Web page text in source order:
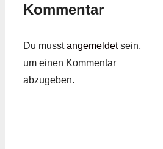
Kommentar
Du musstangemeldetsein,
um einen Kommentar
abzugeben.